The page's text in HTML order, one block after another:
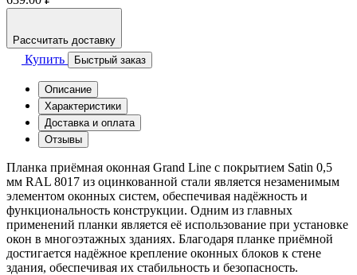
Рассчитать доставку
Купить Быстрый заказ
Описание
Характеристики
Доставка и оплата
Отзывы
Планка приёмная оконная Grand Line с покрытием Satin 0,5
мм RAL 8017 из оцинкованной стали является незаменимым
элементом оконных систем, обеспечивая надёжность и
функциональность конструкции. Одним из главных
применений планки является её использование при установке
окон в многоэтажных зданиях. Благодаря планке приёмной
достигается надёжное крепление оконных блоков к стене
здания, обеспечивая их стабильность и безопасность.